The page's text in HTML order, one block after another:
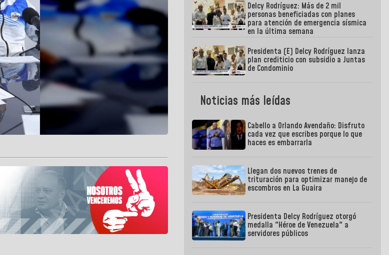
Delcy Rodríguez: Más de 2 mil
personas beneficiadas con planes
para atención de emergencia sísmica
en la última semana
Presidenta (E) Delcy Rodríguez lanza
plan crediticio con subsidio a Juntas
de Condominio
Noticias más leídas
Cabello a Orlando Avendaño: Disfruto
cada vez que escribes porque lo que
haces es embarrarla
Llegan dos nuevos trenes de
trituración para optimizar manejo de
escombros en La Guaira
Presidenta Delcy Rodríguez otorgó
medalla "Héroe de Venezuela" a
servidores públicos